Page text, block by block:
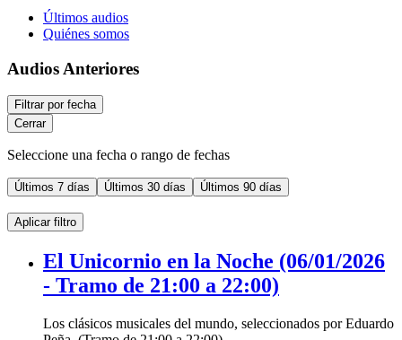
Últimos audios
Quiénes somos
Audios Anteriores
Filtrar por fecha
Cerrar
Seleccione una fecha o rango de fechas
Últimos 7 días Últimos 30 días Últimos 90 días
Aplicar filtro
El Unicornio en la Noche (06/01/2026
- Tramo de 21:00 a 22:00)
Los clásicos musicales del mundo, seleccionados por Eduardo